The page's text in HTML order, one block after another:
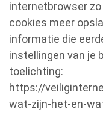
internetbrowser
cookies meer
informatie die
instellingen van je
toelichting:
https://
wat-zijn-het-en-